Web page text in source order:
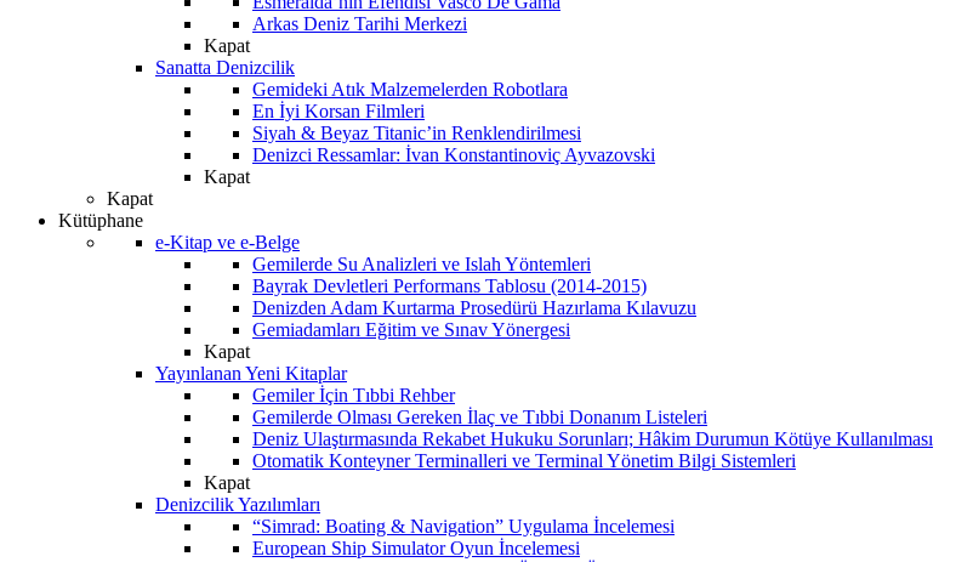
Arkas Deniz Tarihi Merkezi
Kapat
Sanatta Denizcilik
Gemideki Atık Malzemelerden Robotlara
En İyi Korsan Filmleri
Siyah & Beyaz Titanic’in Renklendirilmesi
Denizci Ressamlar: İvan Konstantinoviç Ayvazovski
Kapat
Kapat
Kütüphane
e-Kitap ve e-Belge
Gemilerde Su Analizleri ve Islah Yöntemleri
Bayrak Devletleri Performans Tablosu (2014-2015)
Denizden Adam Kurtarma Prosedürü Hazırlama Kılavuzu
Gemiadamları Eğitim ve Sınav Yönergesi
Kapat
Yayınlanan Yeni Kitaplar
Gemiler İçin Tıbbi Rehber
Gemilerde Olması Gereken İlaç ve Tıbbi Donanım Listeleri
Deniz Ulaştırmasında Rekabet Hukuku Sorunları; Hâkim Durumun Kötüye Kullanılması
Otomatik Konteyner Terminalleri ve Terminal Yönetim Bilgi Sistemleri
Kapat
Denizcilik Yazılımları
“Simrad: Boating & Navigation” Uygulama İncelemesi
European Ship Simulator Oyun İncelemesi